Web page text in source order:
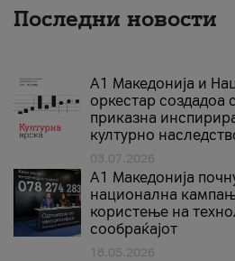
Последни новости
А1 Македонија и
оркестар создадоа
приказна
културно
03.07.2026
A1 Македонија
национална
користење на
сообраќајот
18.05.2026